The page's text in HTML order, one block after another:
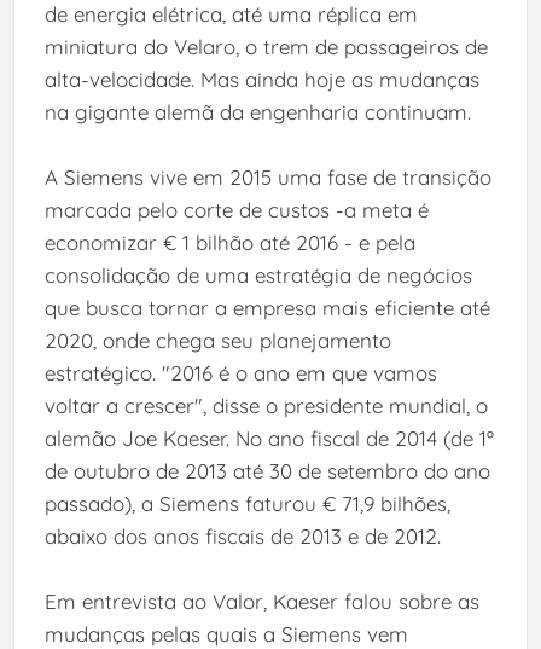
de energia elétrica, até uma réplica em
miniatura do Velaro, o trem de passageiros de
alta-velocidade. Mas ainda hoje as mudanças
na gigante alemã da engenharia continuam.
A Siemens vive em 2015 uma fase de transição
marcada pelo corte de custos -a meta é
economizar € 1 bilhão até 2016 - e pela
consolidação de uma estratégia de negócios
que busca tornar a empresa mais eficiente até
2020, onde chega seu planejamento
estratégico. "2016 é o ano em que vamos
voltar a crescer", disse o presidente mundial, o
alemão Joe Kaeser. No ano fiscal de 2014 (de 1º
de outubro de 2013 até 30 de setembro do ano
passado), a Siemens faturou € 71,9 bilhões,
abaixo dos anos fiscais de 2013 e de 2012.
Em entrevista ao Valor, Kaeser falou sobre as
mudanças pelas quais a Siemens vem